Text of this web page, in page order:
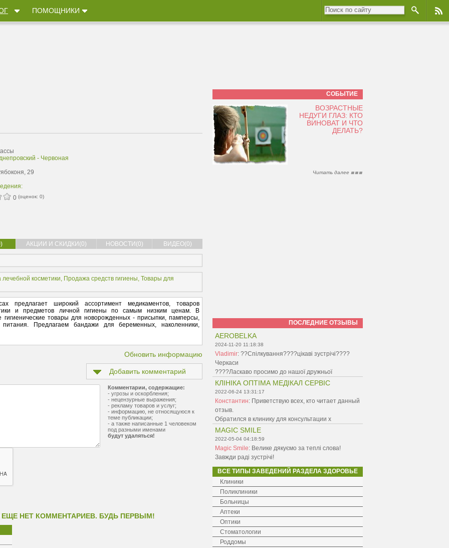
ПОМОЩНИКИ
- Червоная
29
0 (оценок: 0)
АКЦИИ И СКИДКИ(0) НОВОСТИ(0) ВИДЕО(0)
косметики, Продажа средств гигиены, Товары для
предлагает широкий ассортимент медикаментов, товаров
и предметов личной гигиены по самым низким ценам. В
товары для новорожденных - присыпки, памперсы,
Предлагаем бандажи для беременных, наколенники,
Обновить информацию
Добавить комментарий
Комментарии, содержащие:
- угрозы и оскорбления;
- нецензурные выражения;
- рекламу товаров и услуг;
- информацию, не относящуюся к
теме публикации;
- а также написанные 1 человеком
под разными именами
будут удаляться!
НЕТ КОММЕНТАРИЕВ. БУДЬ ПЕРВЫМ!
СОБЫТИЕ
ВОЗРАСТНЫЕ
НЕДУГИ ГЛАЗ: КТО
ВИНОВАТ И ЧТО
ДЕЛАТЬ?
Читать далее
ПОСЛЕДНИЕ ОТЗЫВЫ
AEROBELKA
2024-11-20 11:18:38
Vladimir: ??Спілкування????цікаві зустрічі????
Черкаси
????Ласкаво просимо до нашої дружньої
КЛІНІКА ОПТІМА МЕДІКАЛ СЕРВІС
2022-06-24 13:31:17
Константин: Приветствую всех, кто читает данный
отзыв.
Обратился в клинику для консультации х
MAGIC SMILE
2022-05-04 04:18:59
Magic Smile: Велике дякуємо за теплі слова!
Завжди раді зустрічі!
ВСЕ ТИПЫ ЗАВЕДЕНИЙ РАЗДЕЛА ЗДОРОВЬЕ
Клиники
Поликлиники
Больницы
Аптеки
Оптики
Стоматологии
Роддомы